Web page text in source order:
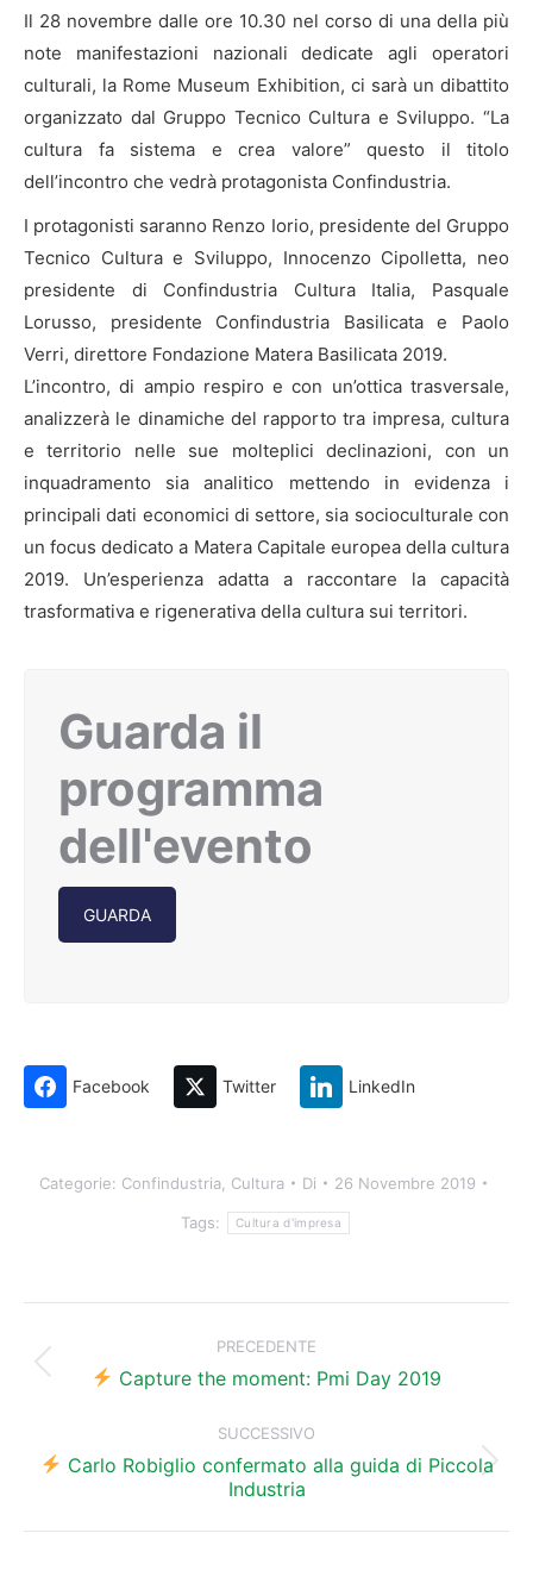
Il 28 novembre dalle ore 10.30 nel corso di una della più
note manifestazioni nazionali dedicate agli operatori
culturali, la Rome Museum Exhibition, ci sarà un dibattito
organizzato dal Gruppo Tecnico Cultura e Sviluppo. “La
cultura fa sistema e crea valore” questo il titolo
dell’incontro che vedrà protagonista Confindustria.
I protagonisti saranno Renzo Iorio, presidente del Gruppo
Tecnico Cultura e Sviluppo, Innocenzo Cipolletta, neo
presidente di Confindustria Cultura Italia, Pasquale
Lorusso, presidente Confindustria Basilicata e Paolo
Verri, direttore Fondazione Matera Basilicata 2019.
L’incontro, di ampio respiro e con un’ottica trasversale,
analizzerà le dinamiche del rapporto tra impresa, cultura
e territorio nelle sue molteplici declinazioni, con un
inquadramento sia analitico mettendo in evidenza i
principali dati economici di settore, sia socioculturale con
un focus dedicato a Matera Capitale europea della cultura
2019. Un’esperienza adatta a raccontare la capacità
trasformativa e rigenerativa della cultura sui territori.
Guarda il
programma
dell'evento
GUARDA
Facebook Twitter LinkedIn
Categorie: Confindustria Cultura Di 26 Novembre 2019
Tags: Cultura d'impresa
tra
PRECEDENTE
Post
Capture the moment: Pmi Day 2019
SUCCESSIVO
Prossimo
post:
Carlo Robiglio confermato alla guida di Piccola
Industria